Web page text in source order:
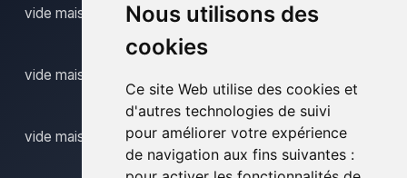
Nous utilisons des
cookies
Ce site Web utilise des cookies et
d'autres technologies de suivi
pour améliorer votre expérience
de navigation aux fins suivantes :
vide maison ename
vide maison erembodegem
vide maison erondegem